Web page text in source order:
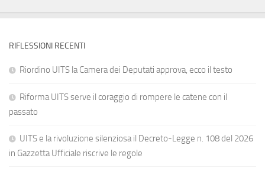
RIFLESSIONI RECENTI
Riordino UITS la Camera dei Deputati approva, ecco il testo
Riforma UITS serve il coraggio di rompere le catene con il
passato
UITS e la rivoluzione silenziosa il Decreto-Legge n. 108 del 2026
in Gazzetta Ufficiale riscrive le regole